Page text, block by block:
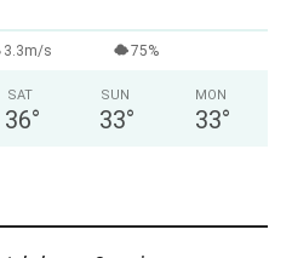
3.3m/s 75%
SAT
36°
SUN
33°
MON
33°